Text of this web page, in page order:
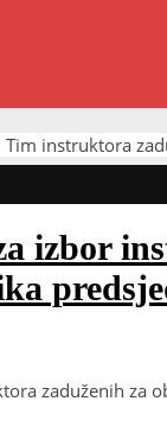
Tim instruktora
izbor
zaduženih